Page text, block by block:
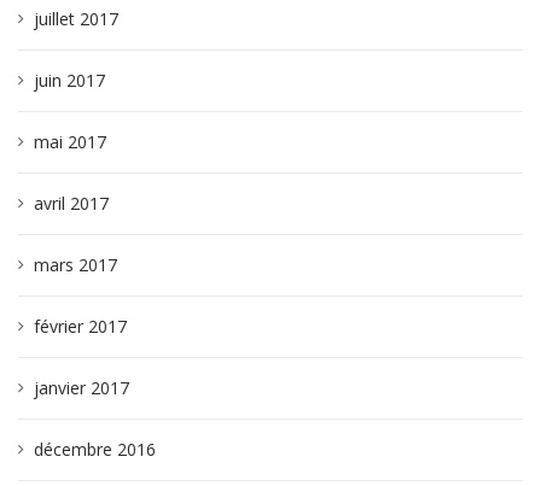
juillet 2017
juin 2017
mai 2017
avril 2017
mars 2017
février 2017
janvier 2017
décembre 2016